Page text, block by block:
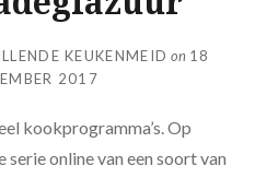
KEUKENMEID on 18
2017
kookprogramma’s. Op
serie online van een soort van